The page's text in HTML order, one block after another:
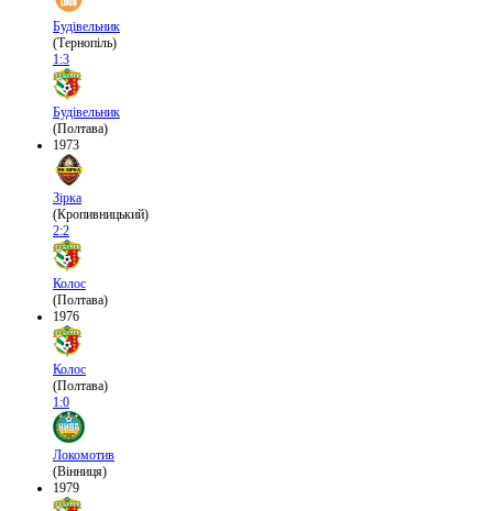
Будівельник
(Тернопіль)
1:3
Будівельник
(Полтава)
1973
Зірка
(Кропивницький)
2:2
Колос
(Полтава)
1976
Колос
(Полтава)
1:0
Локомотив
(Вінниця)
1979